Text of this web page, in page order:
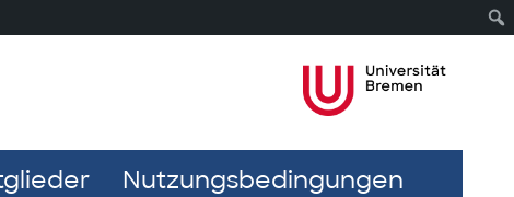
Nutzungsbedingungen